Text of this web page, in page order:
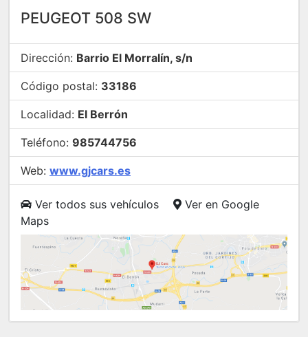
PEUGEOT 508 SW
Dirección: Barrio El Morralín, s/n
Código postal: 33186
Localidad: El Berrón
Teléfono: 985744756
Web: www.gjcars.es
Ver todos sus vehículos
Ver en Google
Maps